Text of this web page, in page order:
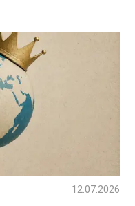
12.07.2026